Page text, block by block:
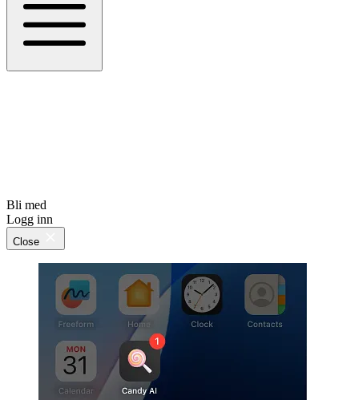
Bli med
Logg inn
Close